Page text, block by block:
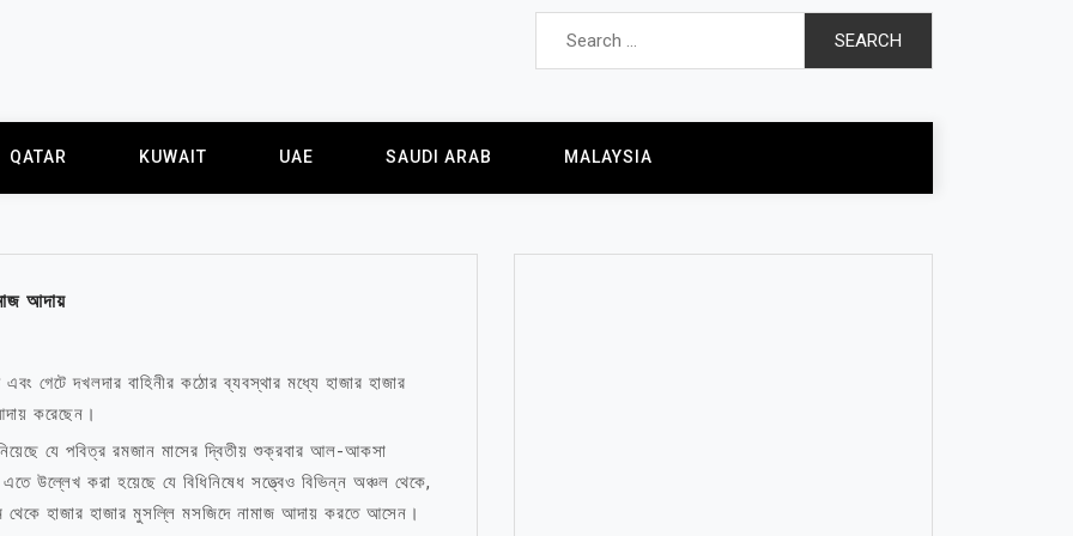
Search
QATAR KUWAIT UAE SAUDI ARAB MALAYSIA
আদায়
দখলদার বাহিনীর কঠোর ব্যবস্থার মধ্যে হাজার হাজার
করেছেন।
যে পবিত্র রমজান মাসের দ্বিতীয় শুক্রবার আল-আকসা
উল্লেখ করা হয়েছে যে বিধিনিষেধ সত্ত্বেও বিভিন্ন অঞ্চল থেকে,
হাজার হাজার মুসল্লি মসজিদে নামাজ আদায় করতে আসেন।